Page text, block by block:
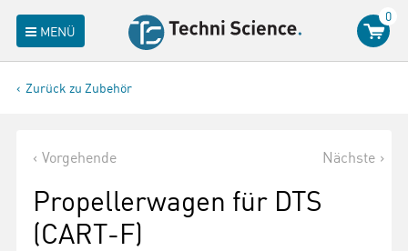
MENÜ
0
Zurück zu Zubehör
Vorgehende Nächste
Propellerwagen für DTS
(CART-F)